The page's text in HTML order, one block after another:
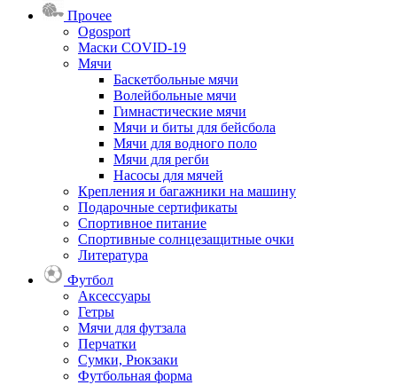
Прочее
Ogosport
Маски COVID-19
Мячи
Баскетбольные мячи
Волейбольные мячи
Гимнастические мячи
Мячи и биты для бейсбола
Мячи для водного поло
Мячи для регби
Насосы для мячей
Крепления и багажники на машину
Подарочные сертификаты
Спортивное питание
Спортивные солнцезащитные очки
Литература
Футбол
Аксессуары
Гетры
Мячи для футзала
Перчатки
Сумки, Рюкзаки
Футбольная форма